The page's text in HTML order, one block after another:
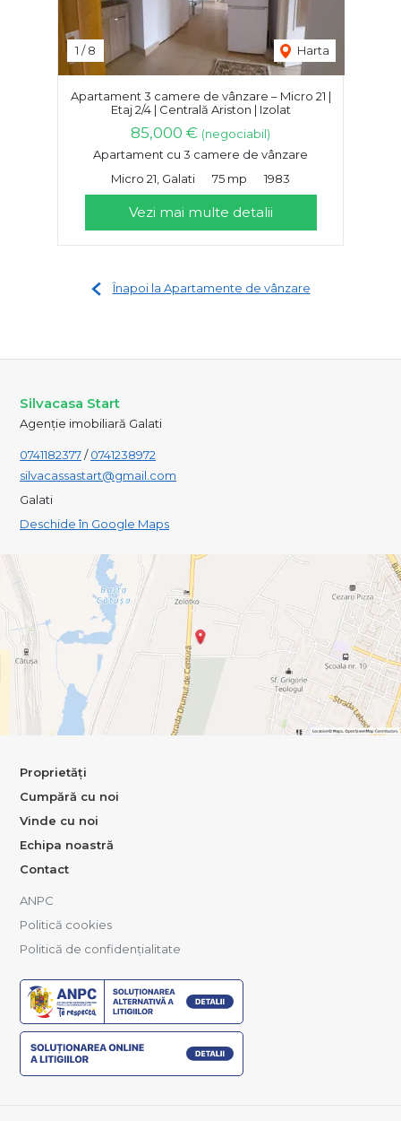
1 /8 Harta
Apartament 3 camere de vânzare – Micro 21 |
Etaj 2/4 | Centrală Ariston | Izolat
85,000 € (negociabil)
Apartament cu 3 camere de vânzare
Micro 21, Galati
75 mp 1983
Vezi mai multe detalii
Înapoi la Apartamente de vânzare
Silvacasa Start
Agenție imobiliară Galati
0741182377/0741238972
silvacassastart@gmail.com
Galati
Deschide în Google Maps
Proprietăți
Cumpără cu noi
Vinde cu noi
Echipa noastră
Contact
ANPC
Politică cookies
Politică de confidențialitate